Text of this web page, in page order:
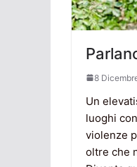
8
Un
luoghi
violenze
oltre che